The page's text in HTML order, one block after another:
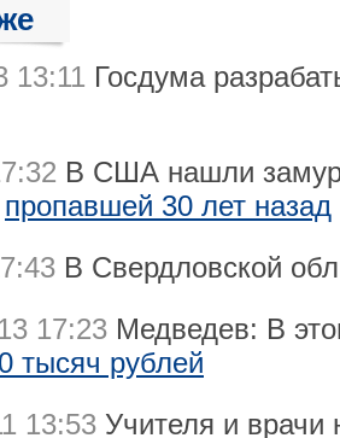
13:11 Госдума
В США нашли
пропавшей 30 лет назад
В Свердловской
17:23 Медведев: В
тысяч рублей
13:53 Учителя и